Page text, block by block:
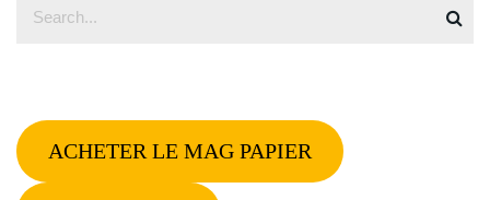
ACHETER LE MAG PAPIER